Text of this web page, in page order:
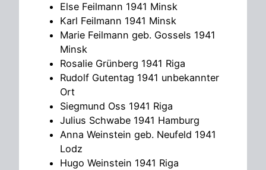
Else Feilmann 1941 Minsk
Karl Feilmann 1941 Minsk
Marie Feilmann geb. Gossels 1941
Minsk
Rosalie Grünberg 1941 Riga
Rudolf Gutentag 1941 unbekannter
Ort
Siegmund Oss 1941 Riga
Julius Schwabe 1941 Hamburg
Anna Weinstein geb. Neufeld 1941
Lodz
Hugo Weinstein 1941 Riga